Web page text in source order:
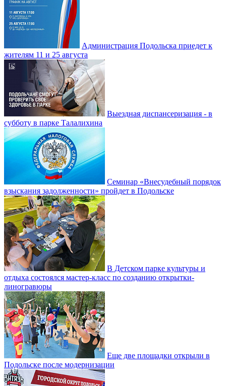
Администрация Подольска приедет к
жителям 11 и 25 августа
Выездная диспансеризация - в
субботу в парке Талалихина
Семинар «Внесудебный порядок
взыскания задолженности» пройдет в Подольске
В Детском парке культуры и
отдыха состоялся мастер-класс по созданию открытки-
линогравюры
Еще две площадки открыли в
Подольске после модернизации